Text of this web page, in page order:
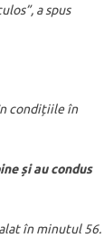
a spus
condițiile în
și au condus
în minutul 56.